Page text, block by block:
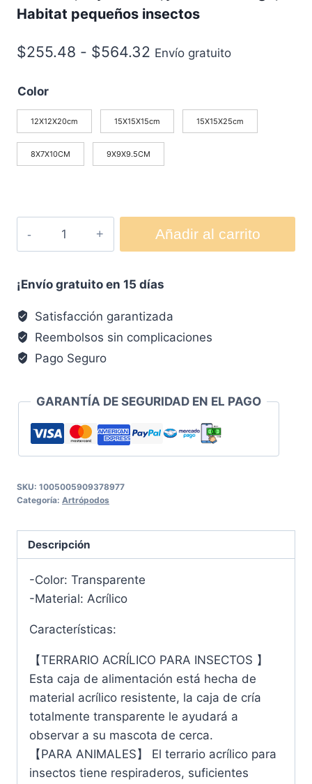
Habitat pequeños insectos
$255.48 - $564.32 Envío gratuito
Color
12X12X20cm 15X15X15cm 15X15X25cm
8X7X10CM 9X9X9.5CM
Añadir al carrito
¡Envío gratuito en 15 días
Satisfacción garantizada
Reembolsos sin complicaciones
Pago Seguro
GARANTÍA DE SEGURIDAD EN EL PAGO
SKU: 1005005909378977
Categoría: Artrópodos
Descripción
-Color: Transparente
-Material: Acrílico
Características:
【TERRARIO ACRÍLICO PARA INSECTOS 】
Esta caja de alimentación está hecha de
material acrílico resistente, la caja de cría
totalmente transparente le ayudará a
observar a su mascota de cerca.
【PARA ANIMALES】 El terrario acrílico para
insectos tiene respiraderos, suficientes